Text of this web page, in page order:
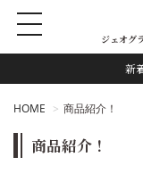
新
ジェオグ
HOME 商品紹介！
商品紹介！